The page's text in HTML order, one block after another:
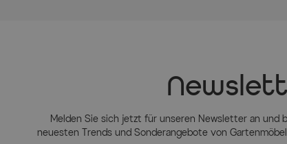
Melden Sie sich jetzt für unseren Newsletter an und
neuesten Trends und Sonderangebote von